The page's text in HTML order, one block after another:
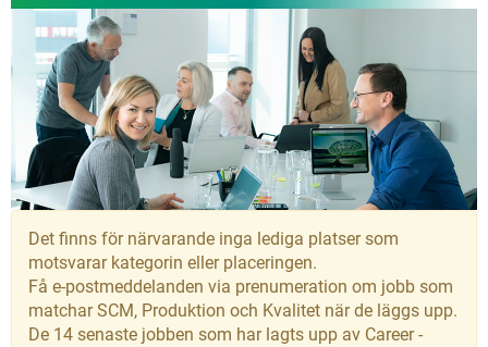
Det finns för närvarande inga lediga platser som
motsvarar kategorin eller placeringen.
Få e-postmeddelanden via prenumeration om jobb som
matchar SCM, Produktion och Kvalitet när de läggs upp.
De 14 senaste jobben som har lagts upp av Career -